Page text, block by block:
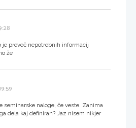
je preveč nepotrebnih informacij
že
seminarske naloge, če veste. Zanima
dela kaj definiran? Jaz nisem nikjer